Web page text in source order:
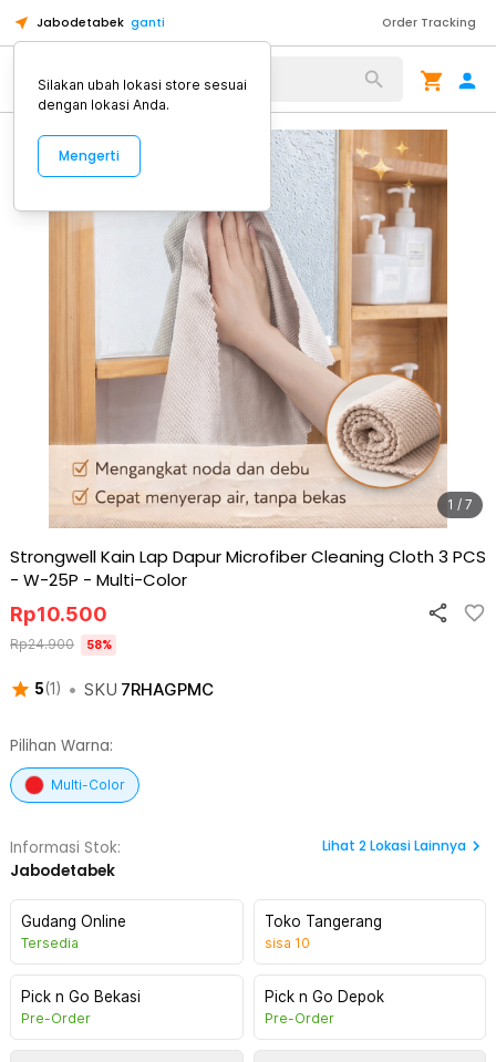
Jabodetabek ganti Order Tracking
Alat Kopi
1 / 7
Strongwell Kain Lap Dapur Microfiber Cleaning Cloth 3 PCS
- W-25P - Multi-Color
5(1 ) • SKU 7RHAGPMC
Rp10.500
Rp24.900 58%
Pilihan Warna:
Multi-Color
Informasi Stok:
Jabodetabek
Lihat 2Lokasi Lainnya
Gudang Online
Tersedia
Toko Tangerang
sisa 10
Pick n Go Bekasi
Pre-Order
Pick n Go Depok
Pre-Order
Silakan ubah lokasi store sesuai
dengan lokasi Anda.
Mengerti